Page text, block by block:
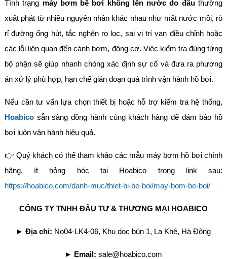
Tình trạng máy bơm bể bơi không lên nước do đâuthường
xuất phát từ nhiều nguyên nhân khác nhau như mất nước mồi, rò
rỉ đường ống hút, tắc nghẽn rọ lọc, sai vị trí van điều chỉnh hoặc
các lỗi liên quan đến cánh bơm, động cơ. Việc kiểm tra đúng từng
bộ phận sẽ giúp nhanh chóng xác định sự cố và đưa ra phương
án xử lý phù hợp, hạn chế gián đoạn quá trình vận hành hồ bơi.
Nếu cần tư vấn lựa chọn thiết bị hoặc hỗ trợ kiểm tra hệ thống,
Hoabicosẵn sàng đồng hành cùng khách hàng để đảm bảo hồ
bơi luôn vận hành hiệu quả.
👉 Quý khách có thể tham khảo các mẫu máy bơm hồ bơi chính
hãng, ít hỏng hóc tại Hoabico trong link sau:
https://hoabico.com/danh-muc/thiet-bi-be-boi/may-bom-be-boi/
CÔNG TY TNHH ĐẦU TƯ & THƯƠNG MẠI HOABICO
►Địa chỉ: No04-LK4-06, Khu dọc bún 1, La Khê, Hà Đông
► Email:sale@hoabico.com